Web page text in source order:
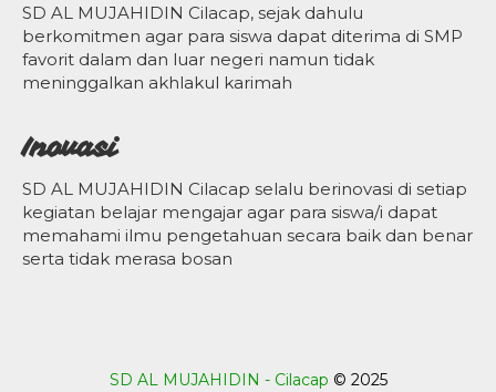
SD AL MUJAHIDIN Cilacap, sejak dahulu
berkomitmen agar para siswa dapat diterima di SMP
favorit dalam dan luar negeri namun tidak
meninggalkan akhlakul karimah
Inovasi
SD AL MUJAHIDIN Cilacap selalu berinovasi di setiap
kegiatan belajar mengajar agar para siswa/i dapat
memahami ilmu pengetahuan secara baik dan benar
serta tidak merasa bosan
SD AL MUJAHIDIN - Cilacap © 2025